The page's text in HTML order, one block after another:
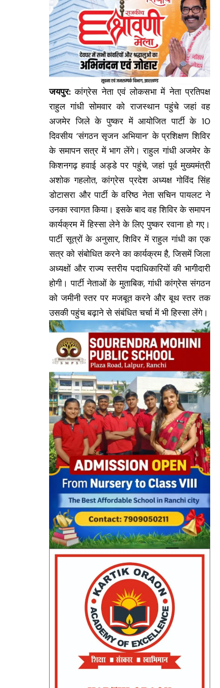
जयपुर: कांग्रेस नेता एवं लोकसभा में नेता प्रतिपक्ष
राहुल गांधी सोमवार को राजस्थान पहुंचे जहां वह
अजमेर जिले के पुष्कर में आयोजित पार्टी के 10
दिवसीय ‘संगठन सृजन अभियान’ के प्रशिक्षण शिविर
के समापन सत्र में भाग लेंगे। राहुल गांधी अजमेर के
किशनगढ़ हवाई अड्डे पर पहुंचे, जहां पूर्व मुख्यमंत्री
अशोक गहलोत, कांग्रेस प्रदेश अध्यक्ष गोविंद सिंह
डोटासरा और पार्टी के वरिष्ठ नेता सचिन पायलट ने
उनका स्वागत किया। इसके बाद वह शिविर के समापन
कार्यक्रम में हिस्सा लेने के लिए पुष्कर रवाना हो गए।
पार्टी सूत्रों के अनुसार, शिविर में राहुल गांधी का एक
सत्र को संबोधित करने का कार्यक्रम है, जिसमें जिला
अध्यक्षों और राज्य स्तरीय पदाधिकारियों की भागीदारी
होगी। पार्टी नेताओं के मुताबिक, गांधी कांग्रेस संगठन
को जमीनी स्तर पर मजबूत करने और बूथ स्तर तक
उसकी पहुंच बढ़ाने से संबंधित चर्चा में भी हिस्सा लेंगे।